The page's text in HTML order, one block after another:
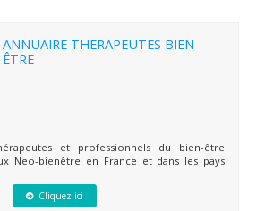
ANNUAIRE THERAPEUTES BIEN-
ÊTRE
et professionnels du bien-être
Neo-bienêtre en France et dans les pays
Cliquez ici